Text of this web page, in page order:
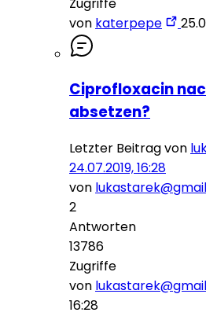
von katerpepe
Ciprofloxacin
absetzen?
Letzter Beitrag von
24.07.2019, 16:28
von
2
Antworten
13786
Zugriffe
von
16:28